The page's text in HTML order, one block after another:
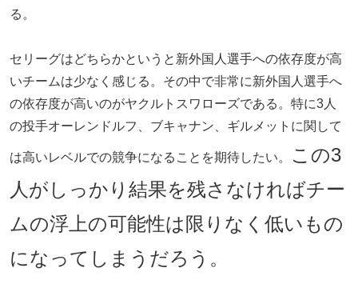
る。
セリーグはどちらかというと新外国人選手への依存度が高
いチームは少なく感じる。その中で非常に新外国人選手へ
の依存度が高いのがヤクルトスワローズである。特に3人
の投手オーレンドルフ、ブキャナン、ギルメットに関して
は高いレベルでの競争になることを期待したい。
この3
人がしっかり結果を残さなければチー
ムの浮上の可能性は限りなく低いもの
になってしまうだろう。